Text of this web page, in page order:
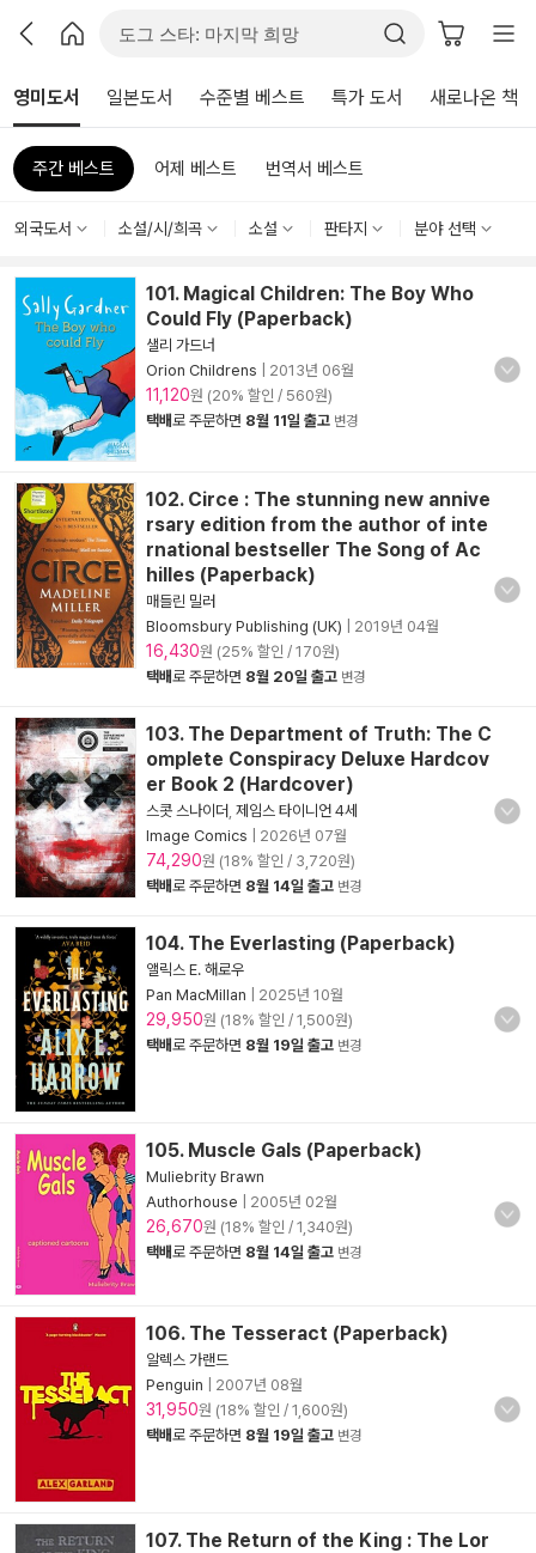
영미도서 일본도서 수준별 베스트 특가 도서 새로나온 책
주간 베스트 어제 베스트 번역서 베스트
외국도서 소설/시/희곡 소설 판타지 분야 선택
101. Magical Children: The Boy Who
Could Fly (Paperback)
샐리 가드너
Orion Childrens
2013년 06월
11,120원 (20% 할인 / 560원)
택배로 주문하면 8월 11일 출고 변경
102. Circe : The stunning new annive
rsary edition from the author of inte
rnational bestseller The Song of Ac
hilles (Paperback)
매들린 밀러
Bloomsbury Publishing (UK)
2019년 04월
16,430원 (25% 할인 / 170원)
택배로 주문하면 8월 20일 출고 변경
103. The Department of Truth: The C
omplete Conspiracy Deluxe Hardcov
er Book 2 (Hardcover)
스콧 스나이더 제임스 타이니언 4세
Image Comics
2026년 07월
74,290원 (18% 할인 / 3,720원)
택배로 주문하면 8월 14일 출고 변경
104. The Everlasting (Paperback)
앨릭스 E. 해로우
Pan MacMillan
2025년 10월
29,950원 (18% 할인 / 1,500원)
택배로 주문하면 8월 19일 출고 변경
105. Muscle Gals (Paperback)
Muliebrity Brawn
Authorhouse
2005년 02월
26,670원 (18% 할인 / 1,340원)
택배로 주문하면 8월 14일 출고 변경
106. The Tesseract (Paperback)
알렉스 가랜드
Penguin
2007년 08월
31,950원 (18% 할인 / 1,600원)
택배로 주문하면 8월 19일 출고 변경
107. The Return of the King : The Lor